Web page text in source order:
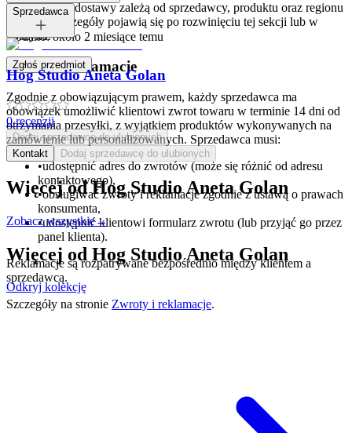
Opcje i koszt dostawy zależą od sprzedawcy, produktu oraz regionu
dostawy. Szczegóły pojawią się po rozwinięciu tej sekcji lub w
koszyku.
Zwroty i reklamacje
Zgodnie z obowiązującym prawem, każdy sprzedawca ma
obowiązek umożliwić klientowi zwrot towaru w terminie 14 dni od
otrzymania przesyłki, z wyjątkiem produktów wykonywanych na
zamówienie lub personalizowanych. Sprzedawca musi:
•udostępnić adres do zwrotów (może się różnić od adresu
kontaktowego),
•obsługiwać zwroty i reklamacje zgodnie z ustawą o prawach
konsumenta,
•udostępnić klientowi formularz zwrotu (lub przyjąć go przez
panel klienta).
Reklamacje są rozpatrywane bezpośrednio między klientem a
sprzedawcą.
Szczegóły na stronie Zwroty i reklamacje.
Tagi:
Dodano:około 2 miesiące temu
Zgłoś przedmiot
Sprzedawca
Hog Studio Aneta Golan
0recenzji
Dodaj sprzedawcę do ulubionych
Kontakt
Dodaj sprzedawcę do ulubionych
Więcej odHog Studio Aneta Golan
Zobacz wszystkie→
Więcej od Hog Studio Aneta Golan
Odkryj kolekcję